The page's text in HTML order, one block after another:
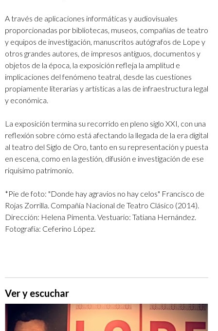
A través de aplicaciones informáticas y audiovisuales
proporcionadas por bibliotecas, museos, compañías de teatro
y equipos de investigación, manuscritos autógrafos de Lope y
otros grandes autores, de impresos antiguos, documentos y
objetos de la época, la exposición refleja la amplitud e
implicaciones del fenómeno teatral, desde las cuestiones
propiamente literarias y artísticas a las de infraestructura legal
y económica.
La exposición termina su recorrido en pleno siglo XXI, con una
reflexión sobre cómo está afectando la llegada de la era digital
al teatro del Siglo de Oro, tanto en su representación y puesta
en escena, como en la gestión, difusión e investigación de ese
riquísimo patrimonio.
*Pie de foto: "Donde hay agravios no hay celos" Francisco de
Rojas Zorrilla. Compañía Nacional de Teatro Clásico (2014).
Dirección: Helena Pimenta. Vestuario: Tatiana Hernández.
Fotografía: Ceferino López.
Ver y escuchar